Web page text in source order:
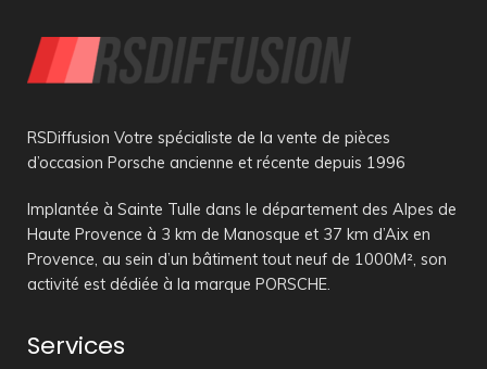
RSDiffusion Votre spécialiste de la vente de pièces
d’occasion Porsche ancienne et récente depuis 1996
Implantée à Sainte Tulle dans le département des Alpes de
Haute Provence à 3 km de Manosque et 37 km d’Aix en
Provence, au sein d’un bâtiment tout neuf de 1000M², son
activité est dédiée à la marque PORSCHE.
Services